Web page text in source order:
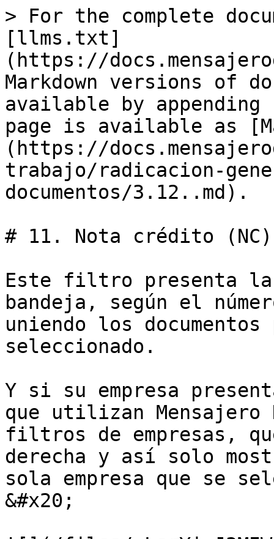
> For the complete
[llms.txt]
(https://
Markdown versions of
available by
page is available as
(https://
trabajo/radicacion-
documentos/3.12..md).
# 11. Nota crédito (NC)
Este filtro presenta
bandeja, según el
uniendo los
seleccionado.
Y si su empresa
que utilizan
filtros de empresas,
derecha y así solo
sola empresa que se
&#x20;